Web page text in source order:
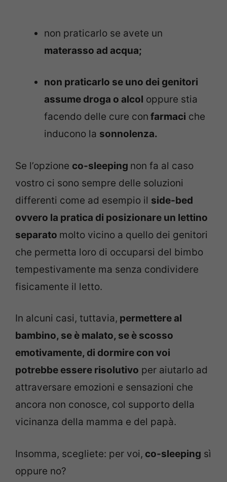
non praticarlo se avete un
materasso ad acqua;
non praticarlo se uno dei genitori
assume droga o alcol oppure stia
facendo delle cure con farmaci che
inducono la sonnolenza.
Se l’opzione co-sleeping non fa al caso
vostro ci sono sempre delle soluzioni
differenti come ad esempio il side-bed
ovvero la pratica di posizionare un lettino
separato molto vicino a quello dei genitori
che permetta loro di occuparsi del bimbo
tempestivamente ma senza condividere
fisicamente il letto.
In alcuni casi, tuttavia, permettere al
bambino, se è malato, se è scosso
emotivamente, di dormire con voi
potrebbe essere risolutivo per aiutarlo ad
attraversare emozioni e sensazioni che
ancora non conosce, col supporto della
vicinanza della mamma e del papà.
Insomma, scegliete: per voi, co-sleeping sì
oppure no?